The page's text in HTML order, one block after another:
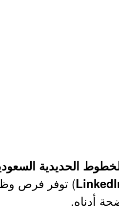
الحديدية
) توفر فرص
أدناه.